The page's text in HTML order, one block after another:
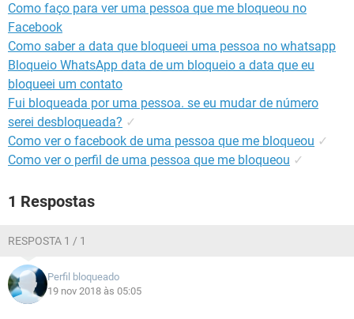
Como faço para ver uma pessoa que me bloqueou no
Facebook
Como saber a data que bloqueei uma pessoa no whatsapp
Bloqueio WhatsApp data de um bloqueio a data que eu
bloqueei um contato
Fui bloqueada por uma pessoa. se eu mudar de número
serei desbloqueada? ✓
Como ver o facebook de uma pessoa que me bloqueou ✓
Como ver o perfil de uma pessoa que me bloqueou ✓
1 Respostas
RESPOSTA 1 / 1
Perfil bloqueado
19 nov 2018 às 05:05